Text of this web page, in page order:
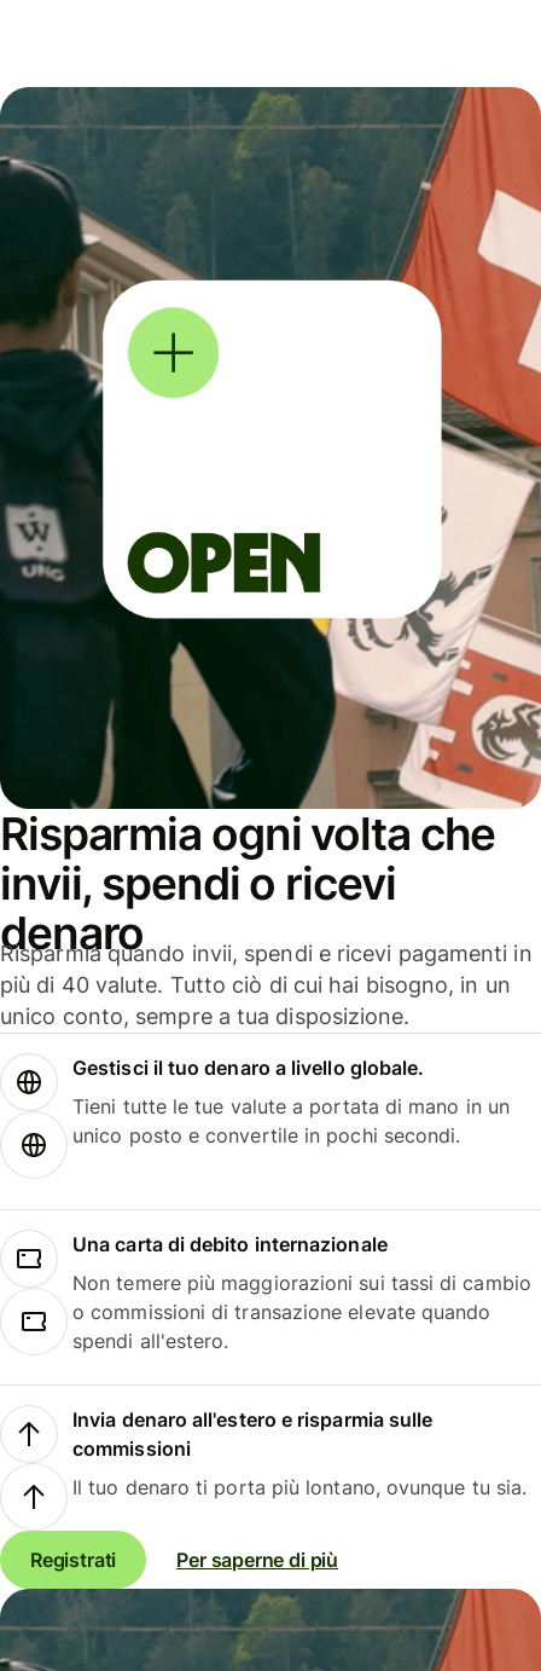
Risparmia ogni volta che
invii, spendi o ricevi
denaro
Risparmia quando invii, spendi e ricevi pagamenti in
più di 40 valute. Tutto ciò di cui hai bisogno, in un
unico conto, sempre a tua disposizione.
Gestisci il tuo denaro a livello globale.
Tieni tutte le tue valute a portata di mano in un
unico posto e convertile in pochi secondi.
Una carta di debito internazionale
Non temere più maggiorazioni sui tassi di cambio
o commissioni di transazione elevate quando
spendi all'estero.
Invia denaro all'estero e risparmia sulle
commissioni
Il tuo denaro ti porta più lontano, ovunque tu sia.
Registrati Per saperne di più